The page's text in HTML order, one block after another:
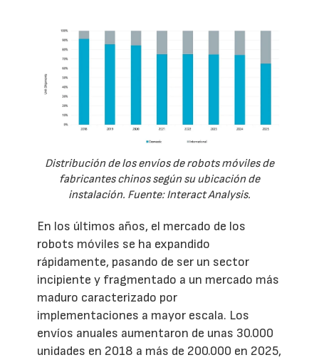
Distribución de los envíos de robots móviles de
fabricantes chinos según su ubicación de
instalación. Fuente: Interact Analysis.
En los últimos años, el mercado de los
robots móviles se ha expandido
rápidamente, pasando de ser un sector
incipiente y fragmentado a un mercado más
maduro caracterizado por
implementaciones a mayor escala. Los
envíos anuales aumentaron de unas 30.000
unidades en 2018 a más de 200.000 en 2025,